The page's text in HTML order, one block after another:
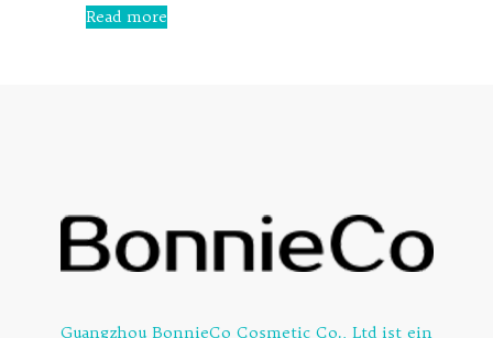
0
out
Read more
Guangzhou BonnieCo Cosmetic Co., Ltd ist ein